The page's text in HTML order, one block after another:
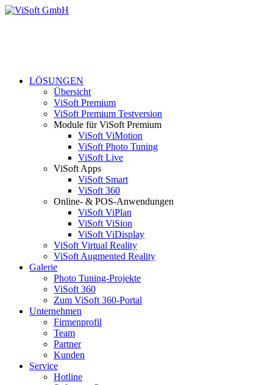
LÖSUNGEN
Übersicht
ViSoft Premium
ViSoft Premium Testversion
Module für ViSoft Premium
ViSoft ViMotion
ViSoft Photo Tuning
ViSoft Live
ViSoft Apps
ViSoft Smart
ViSoft 360
Online- & POS-Anwendungen
ViSoft ViPlan
ViSoft ViSion
ViSoft ViDisplay
ViSoft Virtual Reality
ViSoft Augmented Reality
Galerie
Photo Tuning-Projekte
ViSoft 360
Zum ViSoft 360-Portal
Unternehmen
Firmenprofil
Team
Partner
Kunden
Service
Hotline